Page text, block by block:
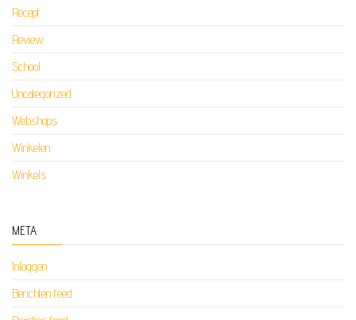
Recept
Review
School
Uncategorized
Webshops
Winkelen
Winkels
META
Inloggen
Berichten feed